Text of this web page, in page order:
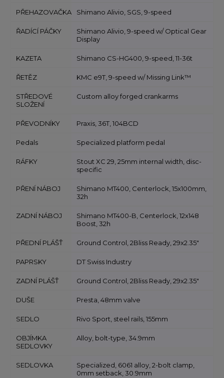
PŘEHAZOVAČKA Shimano Alivio, SGS, 9-speed
ŘADÍCÍ PÁČKY
Shimano Alivio, 9-speed w/ Optical Gear
Display
KAZETA Shimano CS-HG400, 9-speed, 11-36t
ŘETĚZ KMC e9T, 9-speed w/ Missing Link™
STŘEDOVÉ
SLOŽENÍ
Custom alloy forged crankarms
PŘEVODNÍKY Praxis, 36T, 104BCD
Pedals Specialized platform pedal
RÁFKY
Stout XC 29, 25mm internal width, disc-
specific
PŘENÍ NÁBOJ
Shimano MT400, Centerlock, 15x100mm,
32h
ZADNÍ NÁBOJ
Shimano MT400-B, Centerlock, 12x148
Boost, 32h
PŘEDNÍ PLÁŠŤ Ground Control, 2Bliss Ready, 29x2.35"
PAPRSKY DT Swiss Industry
ZADNÍ PLÁŠŤ Ground Control, 2Bliss Ready, 29x2.35"
DUŠE Presta, 48mm valve
SEDLO Rivo Sport, steel rails, 155mm
OBJÍMKA
SEDLOVKY
Alloy, bolt-type, 34.9mm
SEDLOVKA
Specialized, 6061 alloy, 2-bolt clamp,
0mm setback, 30.9mm